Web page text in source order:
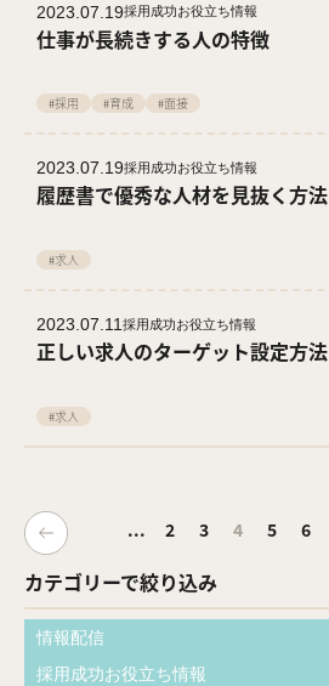
カテゴリーで絞り込み
情報配信
採用成功お役立ち情報
2023.07.19採用成功お役立ち情報
仕事が長続きする人の特徴
#採用 #育成 #面接
2023.07.19採用成功お役立ち情報
履歴書で優秀な人材を見抜く方法
#求人
2023.07.11 採用成功お役立ち情報
正しい求人のターゲット設定方法
#求人
... 2 3 4 5 6